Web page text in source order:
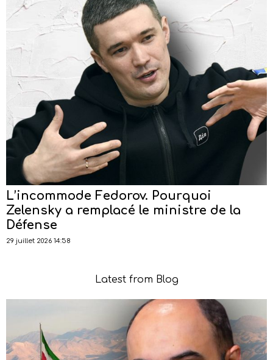
L’incommode Fedorov. Pourquoi
Zelensky a remplacé le ministre de la
Défense
29 juillet 2026 14:58
Latest from Blog